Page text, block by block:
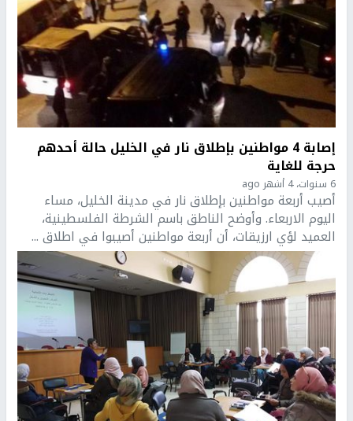
إصابة 4 مواطنين بإطلاق نار في الخليل حالة أحدهم
حرجة للغاية
6 سنوات، 4 أشهر ago
أصيب أربعة مواطنين بإطلاق نار في مدينة الخليل، مساء
اليوم الاربعاء. وأوضح الناطق باسم الشرطة الفلسطينية،
العميد لؤي ارزيقات، أن أربعة مواطنين أصيبوا في اطلاق ...